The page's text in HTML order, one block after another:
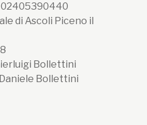
02405390440
di Ascoli Piceno il
Bollettini
Bollettini